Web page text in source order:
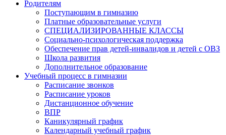
Родителям
Поступающим в гимназию
Платные образовательные услуги
СПЕЦИАЛИЗИРОВАННЫЕ КЛАССЫ
Социально-психологическая поддержка
Обеспечение прав детей-инвалидов и детей с ОВЗ
Школа развития
Дополнительное образование
Учебный процесс в гимназии
Расписание звонков
Расписание уроков
Дистанционное обучение
ВПР
Каникулярный график
Календарный учебный график